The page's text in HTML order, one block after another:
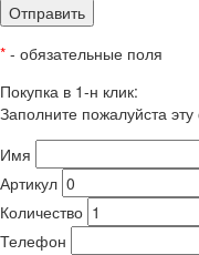
Отправить
* - обязательные поля
Покупка в 1-н клик:
Заполните пожалуйста
Имя
Артикул
Количество
Телефон